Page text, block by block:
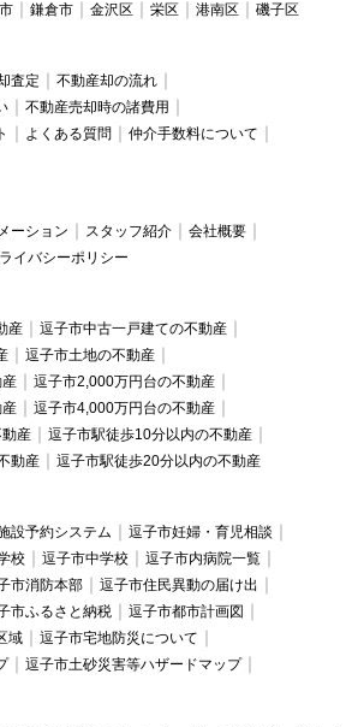
鎌倉市 金沢区 栄区 港南区 磯子区
査定
不動産却の流れ
不動産売却時の諸費用
よくある質問
仲介手数料について
ーション スタッフ紹介
会社概要
イバシーポリシー
産
逗子市中古一戸建ての不動産
逗子市土地の不動産
逗子市2,000万円台の不動産
逗子市4,000万円台の不動産
産
逗子市駅徒歩10分以内の不動産
動産
逗子市駅徒歩20分以内の不動産
設予約システム
逗子市妊婦・育児相談
校 逗子市中学校
逗子市内病院一覧
市消防本部
逗子市住民異動の届け出
市ふるさと納税
逗子市都市計画図
域
逗子市宅地防災について
逗子市土砂災害等ハザードマップ